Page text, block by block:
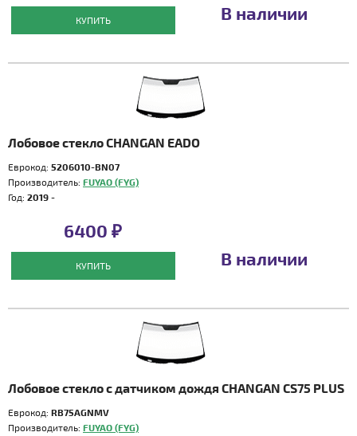
КУПИТЬ В наличии
Лобовое стекло CHANGAN EADO
Еврокод: 5206010-BN07
Производитель: FUYAO (FYG)
Год: 2019 -
6400 ₽
КУПИТЬ В наличии
Лобовое стекло с датчиком дождя CHANGAN CS75 PLUS
Еврокод: RB75AGNMV
Производитель: FUYAO (FYG)